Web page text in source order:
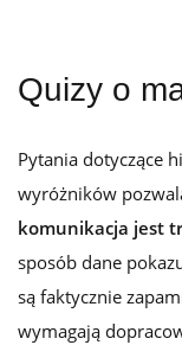
Quizy o
Pytania dotyczące
wyróżników
komunikacja jest
sposób dane
są faktycznie
wymagają